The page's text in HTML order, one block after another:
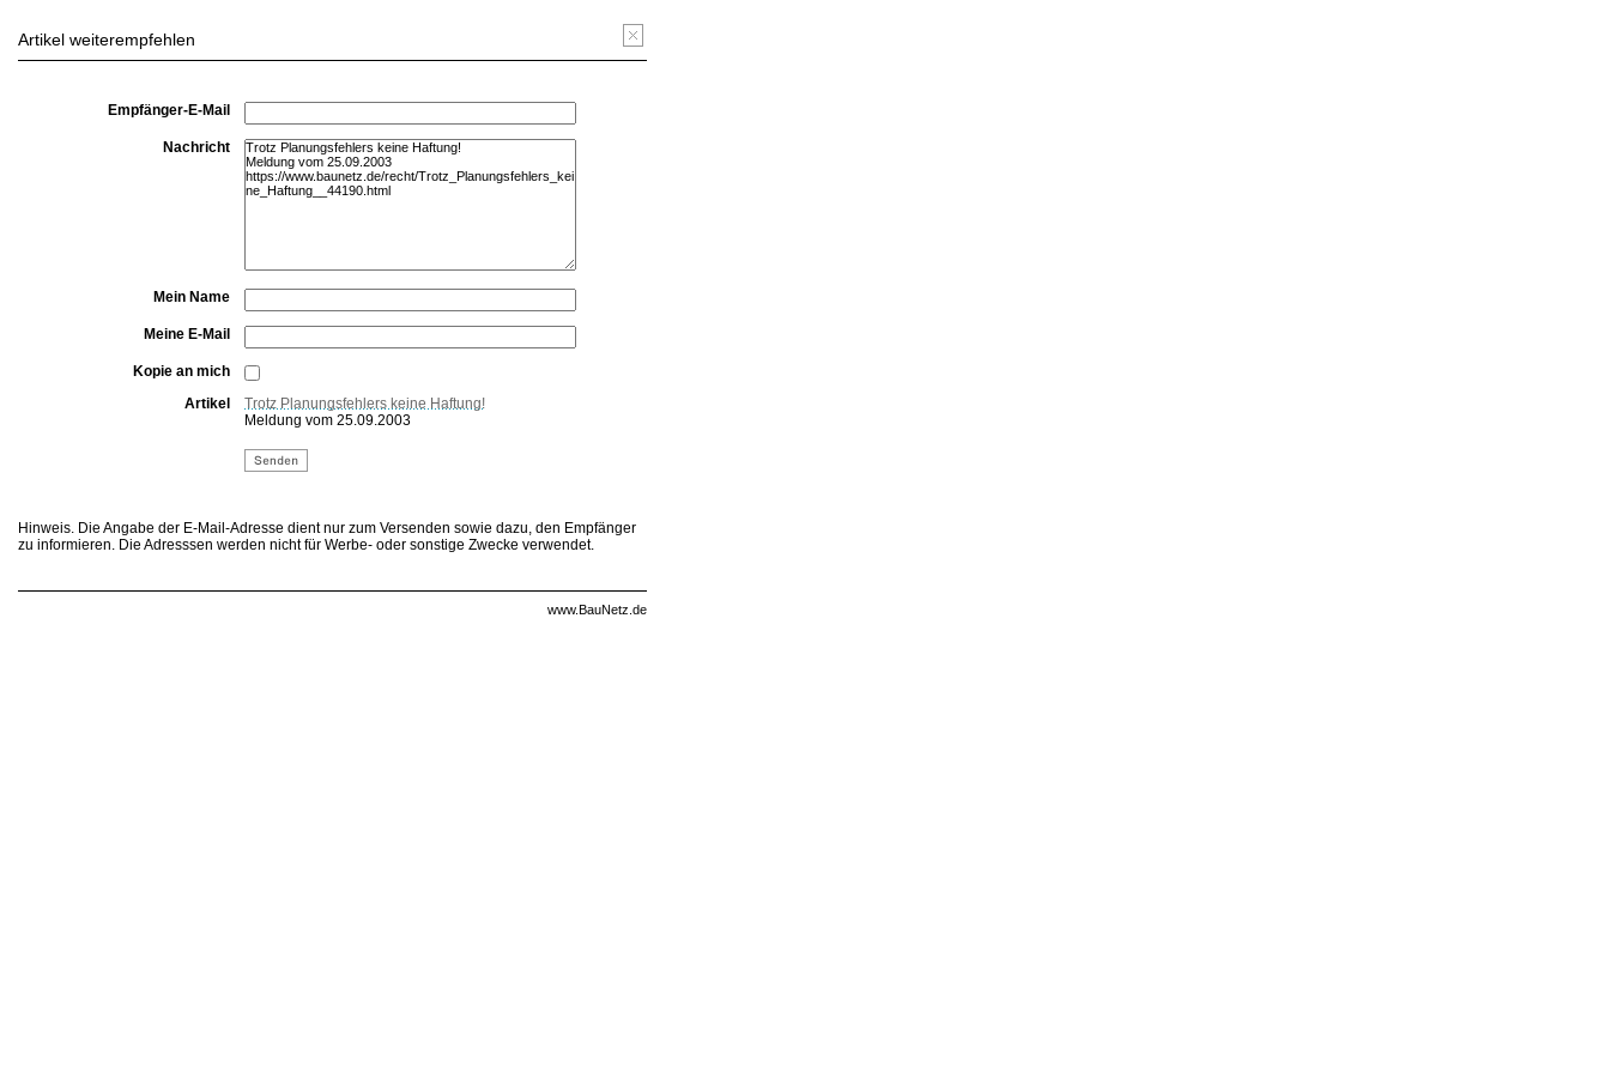
Artikel weiterempfehlen
Empfänger-E-Mail
Nachricht
Mein Name
Meine E-Mail
Kopie an mich
Artikel
Trotz Planungsfehlers keine Haftung!
Meldung vom 25.09.2003
Hinweis. Die Angabe der E-Mail-Adresse dient nur zum Versenden sowie dazu, den Empfänger
zu informieren. Die Adresssen werden nicht für Werbe- oder sonstige Zwecke verwendet.
www.BauNetz.de